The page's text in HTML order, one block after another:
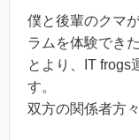
僕と後輩のクマ
ラムを体験でき
とより、IT frogs
す。
双方の関係者方